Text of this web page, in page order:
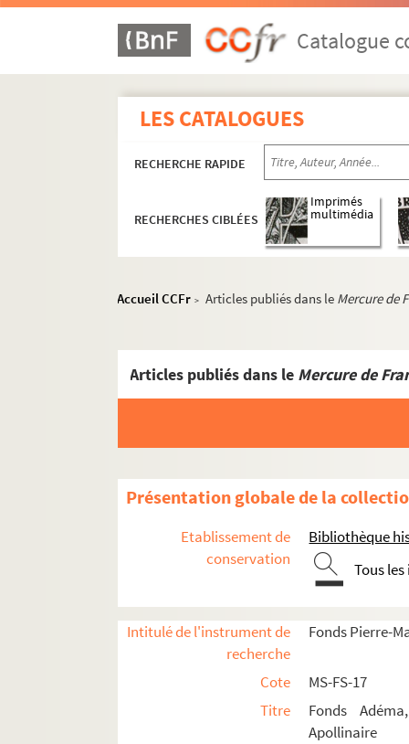
Catalogue
LES CATALOGUES
RECHERCHE RAPIDE
RECHERCHES CIBLÉES
Imprimés
multimédia
Accueil CCFr > Articles publiés dans le Mercure de
Articles publiés dans le Mercure de
Présentation globale de la
Etablissement de
conservation
Bibliothèque
Tous
Intitulé de l'instrument de
recherche
Fonds Pierre-
Cote
MS-FS-17
Titre
Fonds
Apollinaire
Guillaume Apollinaire